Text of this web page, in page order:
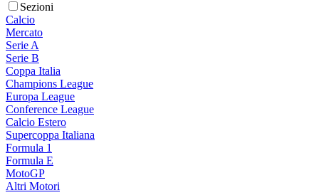
Sezioni
Calcio
Mercato
Serie A
Serie B
Coppa Italia
Champions League
Europa League
Conference League
Calcio Estero
Supercoppa Italiana
Formula 1
Formula E
MotoGP
Altri Motori